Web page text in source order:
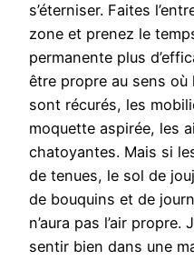
s’éterniser. Faites
zone et prenez le
permanente plus
être propre au sens
sont récurés, les
moquette aspirée, les
chatoyantes. Mais si
de tenues, le sol de
de bouquins et de
n’aura pas l’air
sentir bien dans une